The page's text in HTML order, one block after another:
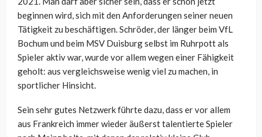
beginnen wird, sich mit den Anforderungen seiner neuen
Tätigkeit zu beschäftigen. Schröder, der länger beim VfL
Bochum und beim MSV Duisburg selbst im Ruhrpott als
Spieler aktiv war, wurde vor allem wegen einer Fähigkeit
geholt: aus vergleichsweise wenig viel zu machen, in
sportlicher Hinsicht.
Sein sehr gutes Netzwerk führte dazu, dass er vor allem
aus Frankreich immer wieder äußerst talentierte Spieler